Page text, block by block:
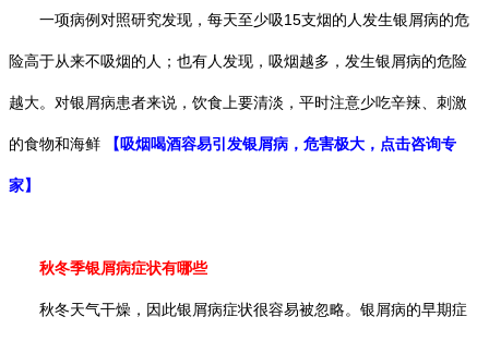
一项病例对照研究发现，每天至少吸15支烟的人发生银屑病的危
险高于从来不吸烟的人；也有人发现，吸烟越多，发生银屑病的危险
越大。对银屑病患者来说，饮食上要清淡，平时注意少吃辛辣、刺激
的食物和海鲜 【吸烟喝酒容易引发银屑病，危害极大，点击咨询专
家】
秋冬季银屑病症状有哪些
秋冬天气干燥，因此银屑病症状很容易被忽略。银屑病的早期症